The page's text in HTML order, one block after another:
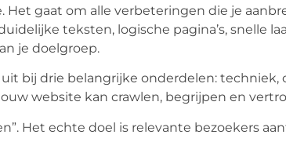
Het gaat om alle verbeteringen die je
teksten, logische pagina’s, snelle
je doelgroep.
bij drie belangrijke onderdelen:
website kan crawlen, begrijpen en
Het echte doel is relevante bezoekers